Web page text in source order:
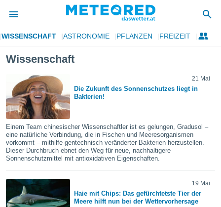
wurde
dass
von
sind.
diese
die
WISSENSCHAFT ASTRONOMIE PFLANZEN FREIZEIT
Wissenschaft
21 Mai
Die Zukunft des Sonnenschutzes liegt in
Bakterien!
Einem Team chinesischer Wissenschaftler ist es gelungen, Gradusol –
eine natürliche Verbindung, die in Fischen und Meeresorganismen
vorkommt – mithilfe gentechnisch veränderter Bakterien herzustellen.
Dieser Durchbruch ebnet den Weg für neue, nachhaltigere
Sonnenschutzmittel mit antioxidativen Eigenschaften.
19 Mai
Haie mit Chips: Das gefürchtetste Tier der
Meere hilft nun bei der Wettervorhersage